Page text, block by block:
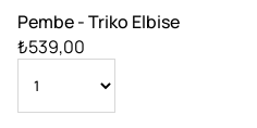
Pembe - Triko Elbise
₺539,00